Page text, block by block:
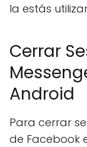
la estás
Cerrar
Android
Para cerrar
de Facebook